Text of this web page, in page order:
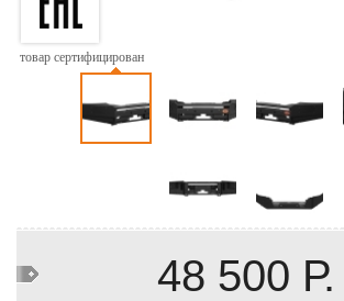
товар сертифицирован
48 500 Р.